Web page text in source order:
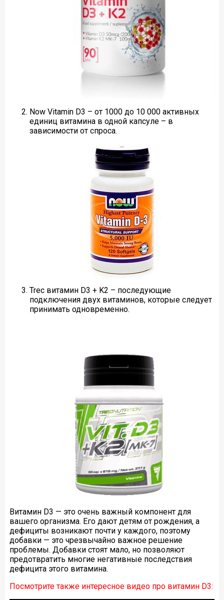
Now Vitamin D3 – от 1000 до 10 000 активных
единиц витамина в одной капсуле – в
зависимости от спроса.
Trec витамин D3 + K2 – последующие
подключения двух витаминов, которые следует
принимать одновременно.
Витамин D3 — это очень важный компонент для
вашего организма. Его дают детям от рождения, а
дефициты возникают почти у каждого, поэтому
добавки — это чрезвычайно важное решение
проблемы. Добавки стоят мало, но позволяют
предотвратить многие негативные последствия
дефицита этого витамина.
Посмотрите также интересное видео про витамин D3: